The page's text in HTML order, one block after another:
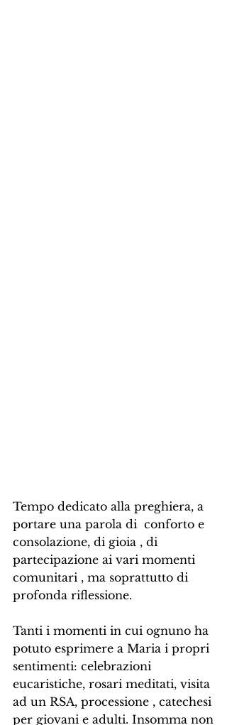
Tempo dedicato alla preghiera, a
portare una parola di  conforto e
consolazione, di gioia , di
partecipazione ai vari momenti
comunitari , ma soprattutto di
profonda riflessione.
Tanti i momenti in cui ognuno ha
potuto esprimere a Maria i propri
sentimenti: celebrazioni
eucaristiche, rosari meditati, visita
ad un RSA, processione , catechesi
per giovani e adulti. Insomma non